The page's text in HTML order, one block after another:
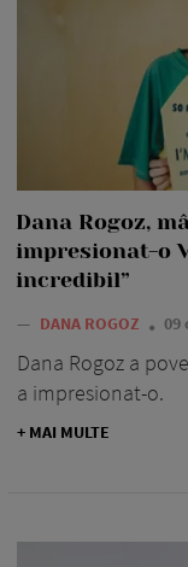
Dana Rogoz,
impresionat-o
incredibil”
— DANA ROGOZ 09
Dana Rogoz a
a impresionat-o.
+ MAI MULTE